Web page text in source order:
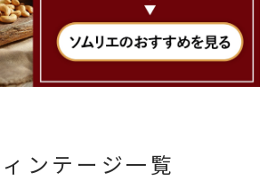
ンテージ一覧